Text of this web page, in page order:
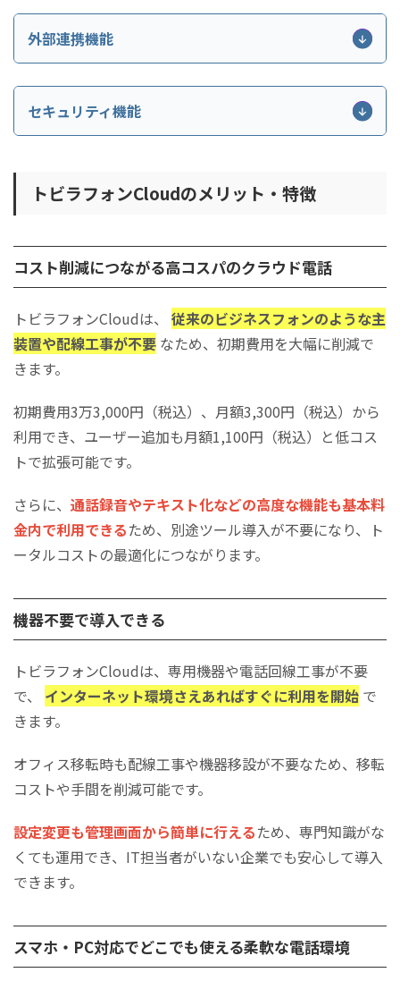
内線転送 外線からの着信を他の担当者
自動外線転送
着信をあらかじめ指定した外
指定日時や不在時に応答アナ
音する機能。
電話帳（共有・個人）
CSV一括登録も可能。
スケジュール設定
営業時間・休日を設定し、音
動で切り替える機能。
自動音声ガイダンス（IVR）
音声ガイダンスにより用件別
へ誘導する機能。
コールキューイング
オペレーターが応答できない
国際電話
SMS自動送信
予め設定したメッセージ内容
500万件以上の法人データベースか
自動表示する機能。
個人ステータス管理
ユーザーごとの現在の状態（会議中
電へ繋ぐ機能。
通話メモ
通知する機能。
前回の通話で最後に対応した担当者
着信音変更
電話番号や担当者ごとに異なる着信
機能名 概要
発着信履歴管理
すべての発着信を履歴として記録し
すべての通話を自動的に録音し、ア
きる機能。
自動テキスト化
認できる機能。
AI自動要約
通話内容の要約文をAIが自動で作成
ダッシュボード
通話量が多い時間帯や担当者ごとの
化する機能。
CSVダウンロード
監視機能
各種データの登録上限値を監視し、
る機能。
外部連携機能
機能名
Salesforce連携
架電履歴やテキスト化
kintone連携
架電履歴やテキスト内容
HubSpot連携
架電履歴やテキスト内容
帳と連携。
Sansan連携
Sansanの名刺情報を参
名を自動表示。
発着信履歴をCTIツール
Googleカレンダー連携
カレンダーの予定を表示
能か確認。
外線着信の情報を指定し
セキュリティ機能
音声データや制御信号を含むすべて
2段階認証
マイページへのログイン時に、
実施。
IPアドレス制限
管理画面（マイページ）へのアクセ
に許可。
録・閲覧可能。
トビラフォンCloudのメリット・特徴
コスト削減につながる高コスパのクラウド電話
トビラフォンCloudは、 従来のビジネスフォンのような主
装置や配線工事が不要 なため、初期費用を大幅に削減で
きます。
初期費用3万3,000円（税込）、月額3,300円（税込）から
利用でき、ユーザー追加も月額1,100円（税込）と低コス
トで拡張可能です。
さらに、 通話録音やテキスト化などの高度な機能も基本料
金内で利用できるため、別途ツール導入が不要になり、ト
ータルコストの最適化につながります。
機器不要で導入できる
トビラフォンCloudは、専用機器や電話回線工事が不要
で、 インターネット環境さえあればすぐに利用を開始 で
きます。
オフィス移転時も配線工事や機器移設が不要なため、移転
コストや手間を削減可能です。
設定変更も管理画面から簡単に行えるため、専門知識がな
くても運用でき、IT担当者がいない企業でも安心して導入
できます。
スマホ・PC対応でどこでも使える柔軟な電話環境